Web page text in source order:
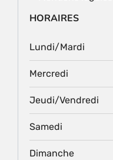
HORAIRES
Lundi/Mardi
Mercredi
Jeudi/Vendredi
Samedi
Dimanche